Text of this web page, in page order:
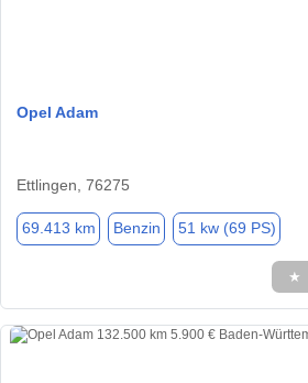
Opel Adam
Ettlingen, 76275
69.413 km Benzin 51 kw (69 PS)
★